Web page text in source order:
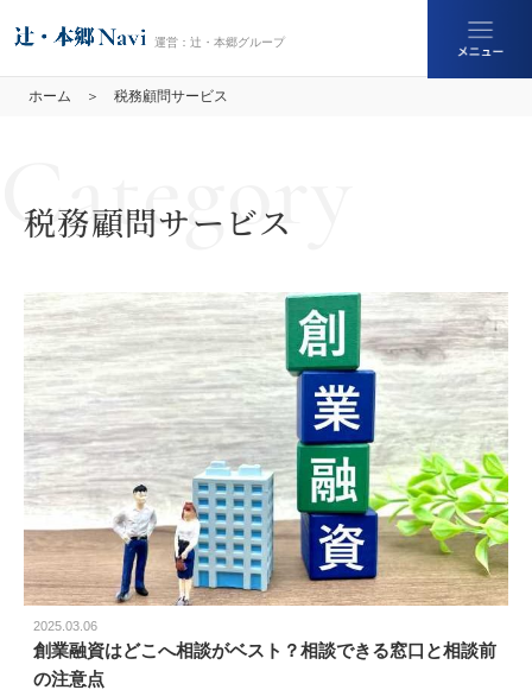
ホーム 税務顧問サービス
税務顧問サービス
2025.03.06
創業融資はどこへ相談がベスト？相談できる窓口と相談前
の注意点